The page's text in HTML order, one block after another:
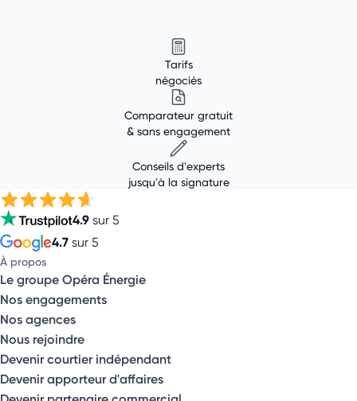
Tarifs
négociés
Comparateur gratuit
& sans engagement
Conseils d'experts
jusqu'à la signature
4.9 sur 5
4.7 sur 5
À propos
Le groupe Opéra Énergie
Nos engagements
Nos agences
Nous rejoindre
Devenir courtier indépendant
Devenir apporteur d'affaires